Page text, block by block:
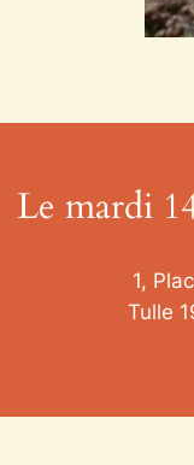
Le mardi
1,
Tulle